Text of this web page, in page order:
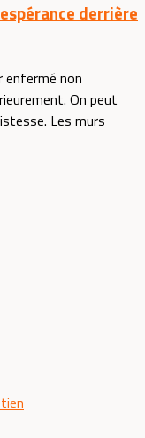
derrière
enfermé non
On peut
Les murs